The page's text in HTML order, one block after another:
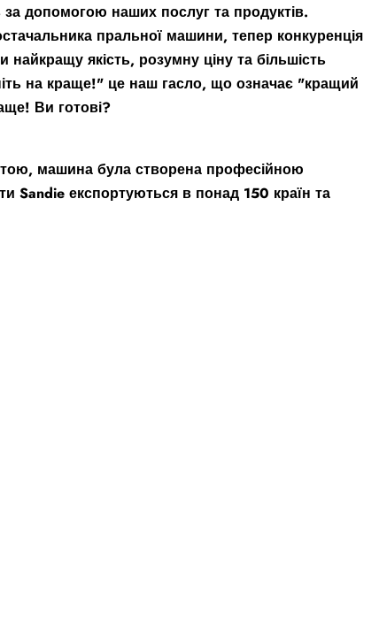
допомогою наших послуг та продуктів.
пральної машини, тепер конкуренція
якість, розумну ціну та більшість
на краще!" це наш гасло, що означає "кращий
Ви готові?
машина була створена професійною
Sandie експортуються в понад 150 країн та